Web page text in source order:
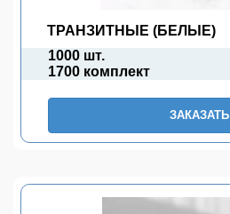
ТРАНЗИТНЫЕ (БЕЛЫЕ)
1000 шт.
1700 комплект
ЗАКАЗАТЬ